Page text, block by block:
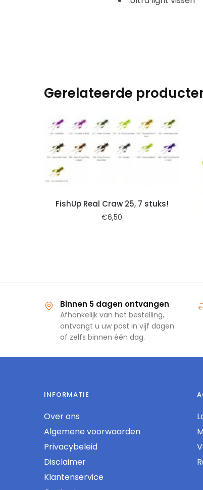
Gerelateerde
FishUp Real Craw 25, 7 stuks!
€6,50
Binnen 5 dagen ontvangen
Afhankelijk van het bestelling,
ontvangt u uw post in vijf dagen
of zelfs binnen één dag.
INFORMATIE
Over ons
Algemene voorwaarden
Privacybeleid
Disclaimer
Klantenservice